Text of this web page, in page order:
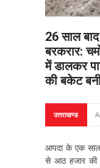
26 साल बाद
बरकरार:
में डालकर
की बकेट
उत्तराखण्ड
आपदा के एक साल
से आठ हजार की